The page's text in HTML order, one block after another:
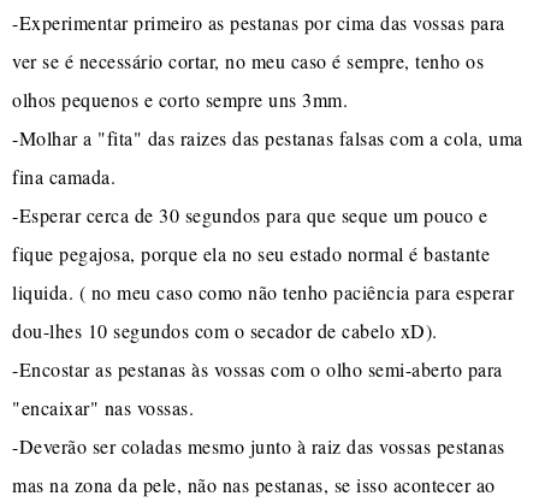
-Experimentar primeiro as pestanas por cima das vossas para
ver se é necessário cortar, no meu caso é sempre, tenho os
olhos pequenos e corto sempre uns 3mm.
-Molhar a "fita" das raizes das pestanas falsas com a cola, uma
fina camada.
-Esperar cerca de 30 segundos para que seque um pouco e
fique pegajosa, porque ela no seu estado normal é bastante
liquida. ( no meu caso como não tenho paciência para esperar
dou-lhes 10 segundos com o secador de cabelo xD).
-Encostar as pestanas às vossas com o olho semi-aberto para
"encaixar" nas vossas.
-Deverão ser coladas mesmo junto à raiz das vossas pestanas
mas na zona da pele, não nas pestanas, se isso acontecer ao